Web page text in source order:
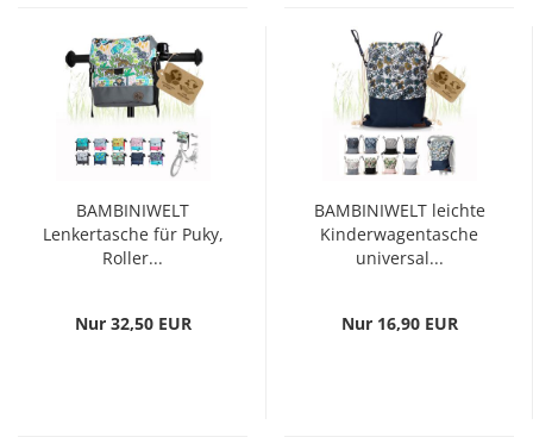
BAMBINIWELT
Lenkertasche für Puky,
Roller...
Nur 32,50 EUR
BAMBINIWELT leichte
Kinderwagentasche
universal...
Nur 16,90 EUR